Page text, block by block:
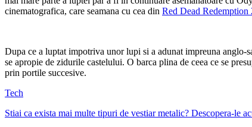
cinematografica, care seamana cu cea din Red Dead Redemption
Dupa ce a luptat impotriva unor lupi si a adunat impreuna anglo-
se apropie de zidurile castelului. O barca plina de ceea ce se
prin portile succesive.
Tech
Stiai ca exista mai multe tipuri de vestiar metalic? Descopera-le